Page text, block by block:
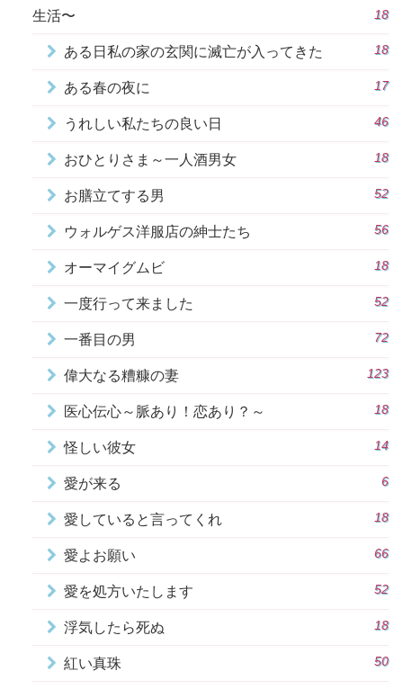
生活〜
18
ある日私の家の玄関に滅亡が入ってきた 18
ある春の夜に 17
うれしい私たちの良い日 46
おひとりさま～一人酒男女 18
お膳立てする男 52
ウォルゲス洋服店の紳士たち 56
オーマイグムビ 18
一度行って来ました 52
一番目の男 72
偉大なる糟糠の妻 123
医心伝心～脈あり！恋あり？～ 18
怪しい彼女 14
愛が来る 6
愛していると言ってくれ 18
愛よお願い 66
愛を処方いたします 52
浮気したら死ぬ 18
紅い真珠 50